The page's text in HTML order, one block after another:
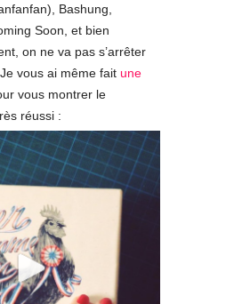
Bashung,
Soon, et bien
on ne va pas s’arrêter
vous ai même fait une
vous montrer le
réussi :